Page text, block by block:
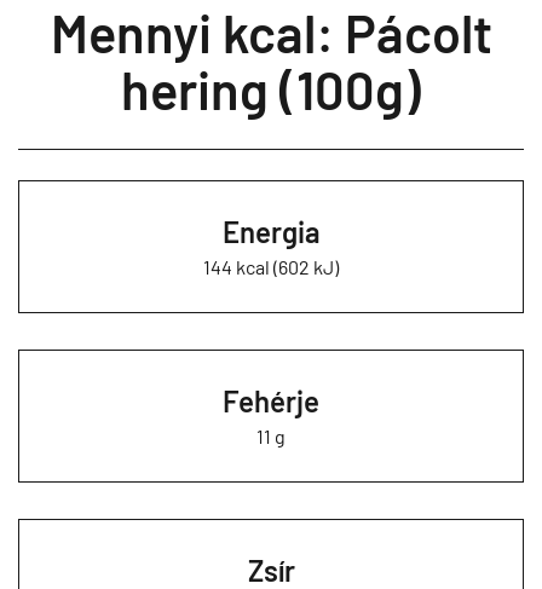
Mennyi kcal: Pácolt
hering (100g)
Energia
144 kcal (602 kJ)
Fehérje
11 g
Zsír